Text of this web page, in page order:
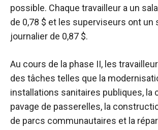
possible. Chaque travailleur a un
de 0,78 $ et les superviseurs ont un
journalier de 0,87 $.
Au cours de la phase II, les
des tâches telles que la
installations sanitaires publiques, la
pavage de passerelles, la
de parcs communautaires et la